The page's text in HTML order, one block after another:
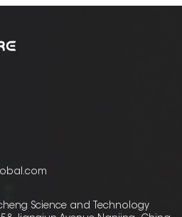
Science and Technology